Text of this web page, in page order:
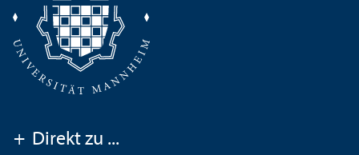
+ Direkt zu ...